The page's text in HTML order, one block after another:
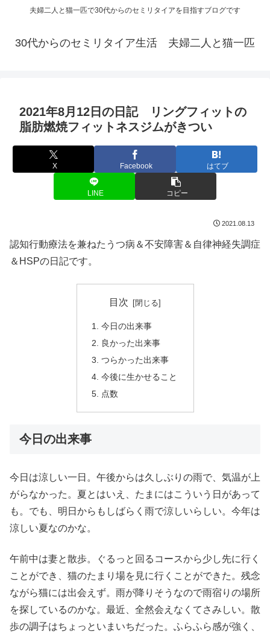
夫婦二人と猫一匹で30代からのセミリタイアを目指すブログです
30代からのセミリタイア生活 夫婦二人と猫一匹
2021年8月12日の日記 リングフィットの
脂肪燃焼フィットネスジムがきつい
X Facebook はてブ
LINE コピー
2021.08.13
認知行動療法を兼ねたうつ病＆不安障害＆自律神経失調症
＆HSPの日記です。
目次
今日の出来事
良かった出来事
つらかった出来事
今後に生かせること
点数
今日の出来事
今日は涼しい一日。午後からは久しぶりの雨で、気温が上
がらなかった。夏とはいえ、たまにはこういう日があって
も。でも、明日からもしばらく雨で涼しいらしい。今年は
涼しい夏なのかな。
午前中は妻と散歩。ぐるっと回るコースから少し先に行く
ことができ、猫のたまり場を見に行くことができた。残念
ながら猫には出会えず。雨が降りそうなので雨宿りの場所
を探しているのかな。最近、全然会えなくてさみしい。散
歩の調子はちょっといまいちだった。ふらふら感が強く、